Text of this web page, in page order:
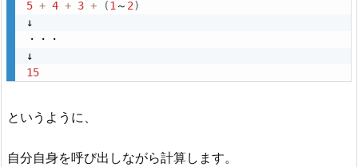
5 + 4 + 3 + (1～ 2)
↓
・・・
15
というように、
自分自身を呼び出しながら計算します。